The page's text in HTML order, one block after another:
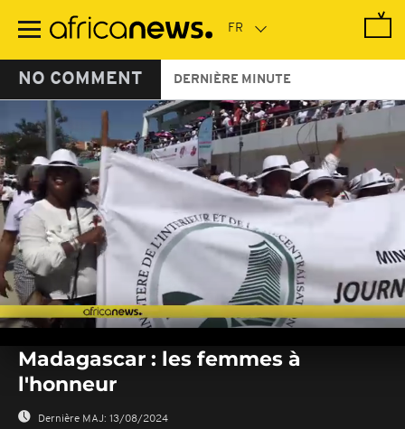
contenu
NO COMMENT DERNIÈRE MINUTE
seconds
seconds
Madagascar : les femmes à
l'honneur
Dernière MAJ: 13/08/2024